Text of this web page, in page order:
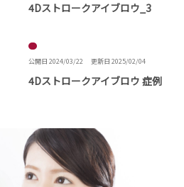
4Dストロークアイブロウ_3
公開日 2024/03/22 更新日 2025/02/04
4Dストロークアイブロウ 症例